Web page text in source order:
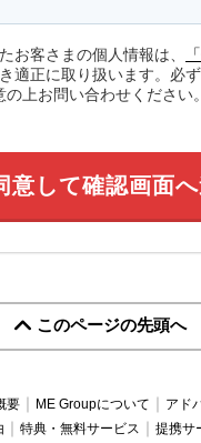
お客さまの個人情報は、
適正に取り扱います。必
の上お問い合わせください。
意して確認画面
このページの先頭へ
要 ME Groupについて
アド
特典・無料サービス
提携サ